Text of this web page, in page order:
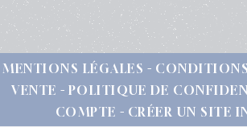
MENTIONS LÉGALES
VENTE
POLITIQUE DE
COMPTE
CRÉER UN SITE